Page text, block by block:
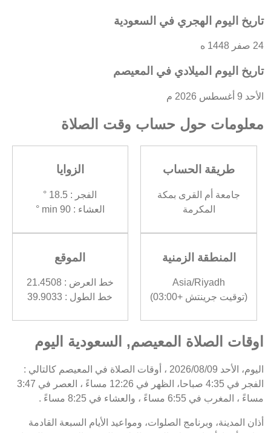
تاريخ اليوم الهجري في السعودية
24 صفر 1448 ه
تاريخ اليوم الميلادي في المعيصم
الأحد 9 أغسطس 2026 م
معلومات حول حساب وقت الصلاة
طريقة الحساب
جامعة أم القرى بمكة
المكرمة
الزوايا
الفجر : 18.5 °
العشاء : 90 min °
المنطقة الزمنية
Asia/Riyadh
(توقيت جرينتش +03:00)
الموقع
خط العرض : 21.4508
خط الطول : 39.9033
اوقات الصلاة المعيصم, السعودية اليوم
اليوم، الأحد 2026/08/09 ، أوقات الصلاة في المعيصم كالتالي :
الفجر في 4:35 صباحا، الظهر في 12:26 مساءً ، العصر في 3:47
مساءً ، المغرب في 6:55 مساءً ، والعشاء في 8:25 مساءً .
أذان المدينة، وبرنامج الصلوات، ومواعيد الأيام السبعة القادمة